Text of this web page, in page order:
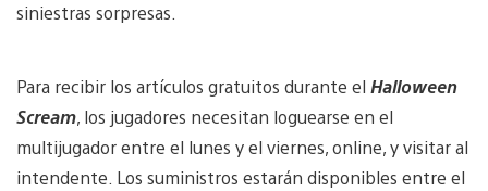
siniestras sorpresas.
Para recibir los artículos gratuitos durante el Halloween
Scream, los jugadores necesitan loguearse en el
multijugador entre el lunes y el viernes, online, y visitar al
intendente. Los suministros estarán disponibles entre el